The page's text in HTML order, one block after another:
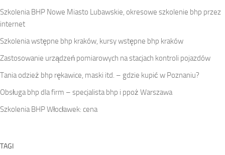
Szkolenia BHP Nowe Miasto Lubawskie, okresowe szkolenie bhp przez
internet
Szkolenia wstępne bhp kraków, kursy wstępne bhp kraków
Zastosowanie urządzeń pomiarowych na stacjach kontroli pojazdów
Tania odzież bhp rękawice, maski itd. – gdzie kupić w Poznaniu?
Obsługa bhp dla firm – specjalista bhp i ppoż Warszawa
Szkolenia BHP Włocławek: cena
TAGI